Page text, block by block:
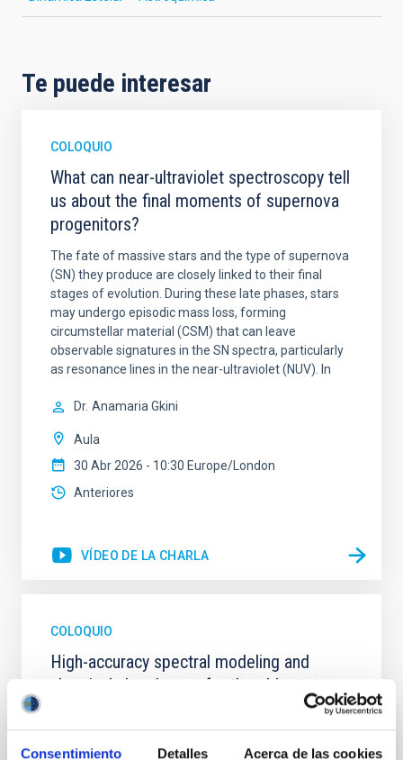
Consentimiento Detalles Acerca de las cookies
Te puede interesar
COLOQUIO
What can near-ultraviolet spectroscopy tell
us about the final moments of supernova
progenitors?
The fate of massive stars and the type of supernova
(SN) they produce are closely linked to their final
stages of evolution. During these late phases, stars
may undergo episodic mass loss, forming
circumstellar material (CSM) that can leave
observable signatures in the SN spectra, particularly
as resonance lines in the near-ultraviolet (NUV). In
Dr. Anamaria Gkini
Aula
30 Abr 2026 - 10:30 Europe/London
Anteriores
VÍDEO DE LA CHARLA
COLOQUIO
High-accuracy spectral modeling and
chemical abundances for the oldest stars
abundances for the oldest known stars, providing